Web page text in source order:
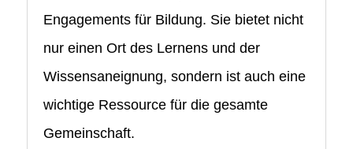
Engagements für Bildung. Sie bietet nicht
nur einen Ort des Lernens und der
Wissensaneignung, sondern ist auch eine
wichtige Ressource für die gesamte
Gemeinschaft.